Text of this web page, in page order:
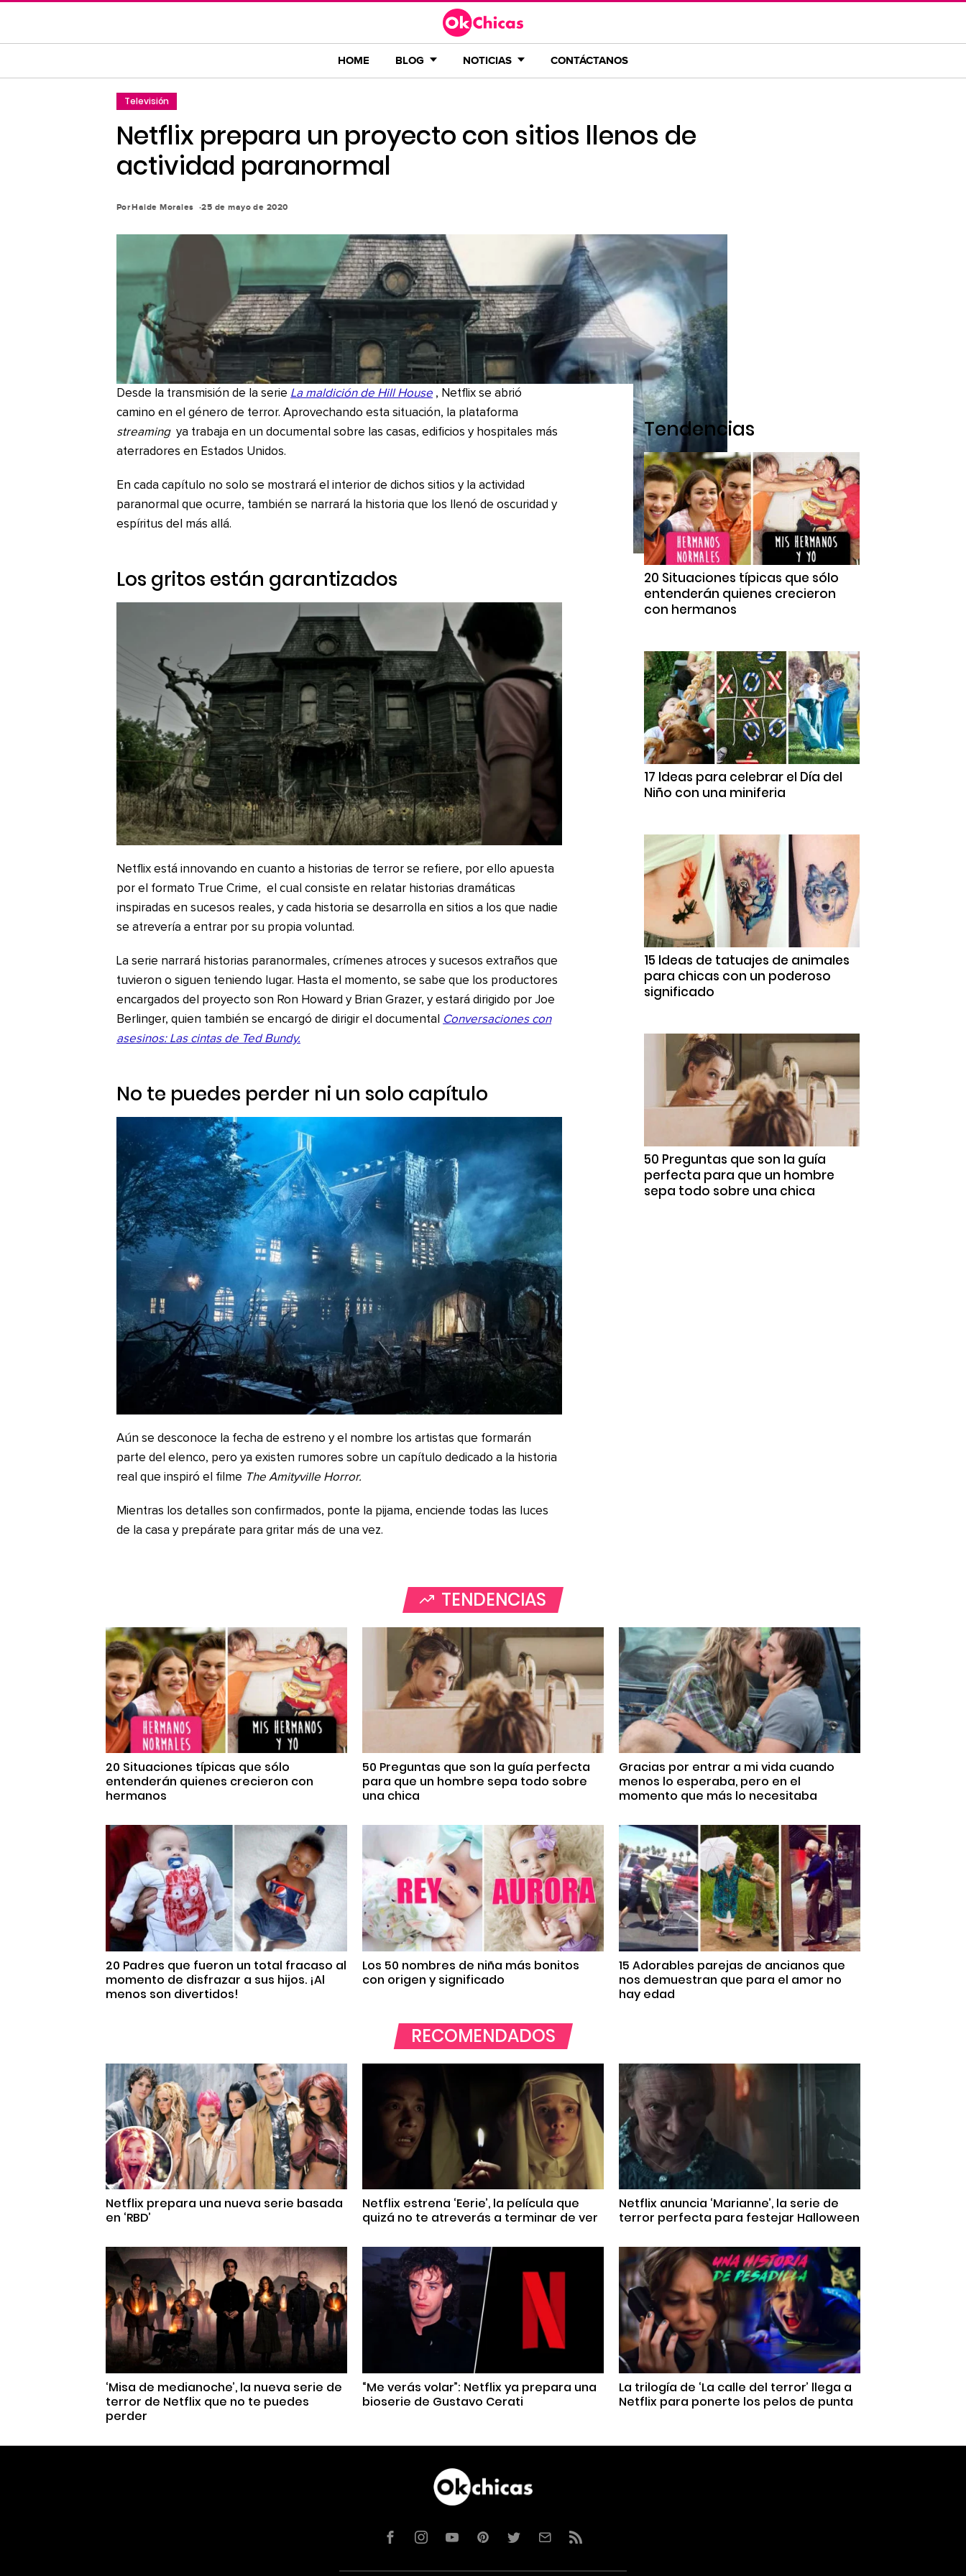
contenido
HOME BLOG NOTICIAS CONTÁCTANOS
Televisión
Netflix prepara un proyecto con sitios llenos de
actividad paranormal
PorHaide Morales 25 de mayo de 2020
Desde la transmisión de la serie La maldición de Hill House , Netflix se abrió
camino en el género de terror. Aprovechando esta situación, la plataforma
streaming ya trabaja en un documental sobre las casas, edificios y hospitales más
aterradores en Estados Unidos.
En cada capítulo no solo se mostrará el interior de dichos sitios y la actividad
paranormal que ocurre, también se narrará la historia que los llenó de oscuridad y
espíritus del más allá.
Los gritos están garantizados
Netflix está innovando en cuanto a historias de terror se refiere, por ello apuesta
por el formato True Crime, el cual consiste en relatar historias dramáticas
inspiradas en sucesos reales, y cada historia se desarrolla en sitios a los que nadie
se atrevería a entrar por su propia voluntad.
La serie narrará historias paranormales, crímenes atroces y sucesos extraños que
tuvieron o siguen teniendo lugar. Hasta el momento, se sabe que los productores
encargados del proyecto son Ron Howard y Brian Grazer, y estará dirigido por Joe
Berlinger, quien también se encargó de dirigir el documental
Conversaciones con
asesinos: Las cintas de Ted Bundy.
No te puedes perder ni un solo capítulo
Aún se desconoce la fecha de estreno y el nombre los artistas que formarán
parte del elenco, pero ya existen rumores sobre un capítulo dedicado a la historia
real que inspiró el filme The Amityville Horror.
Mientras los detalles son confirmados, ponte la pijama, enciende todas las luces
de la casa y prepárate para gritar más de una vez.
Tendencias
20 Situaciones típicas que sólo
entenderán quienes crecieron
con hermanos
17 Ideas para celebrar el Día del
Niño con una miniferia
15 Ideas de tatuajes de animales
para chicas con un poderoso
significado
50 Preguntas que son la guía
perfecta para que un hombre
sepa todo sobre una chica
TENDENCIAS
20 Situaciones típicas que sólo
entenderán quienes crecieron con
hermanos
50 Preguntas que son la guía perfecta
para que un hombre sepa todo sobre
una chica
Gracias por entrar a mi vida cuando
menos lo esperaba, pero en el
momento que más lo necesitaba
20 Padres que fueron un total fracaso al
momento de disfrazar a sus hijos. ¡Al
menos son divertidos!
Los 50 nombres de niña más bonitos
con origen y significado
15 Adorables parejas de ancianos que
nos demuestran que para el amor no
hay edad
RECOMENDADOS
Netflix prepara una nueva serie basada
en ‘RBD’
Netflix estrena ‘Eerie’, la película que
quizá no te atreverás a terminar de ver
Netflix anuncia ‘Marianne’, la serie de
terror perfecta para festejar Halloween
‘Misa de medianoche’, la nueva serie de
terror de Netflix que no te puedes
perder
“Me verás volar”: Netflix ya prepara una
bioserie de Gustavo Cerati
La trilogía de ‘La calle del terror’ llega a
Netflix para ponerte los pelos de punta
FacebookInstagramYouTubePinterestTwitterCorreoRSS